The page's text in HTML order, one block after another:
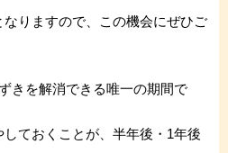
りますので、この機会にぜひご
きを解消できる唯一の期間で
しておくことが、半年後・1年後